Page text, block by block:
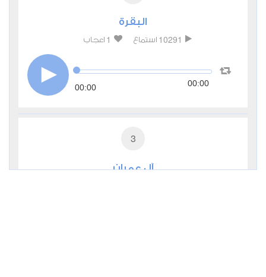
البقرة
10291 استماع 1 اعجاب
00:00 00:00
3
آل عمران